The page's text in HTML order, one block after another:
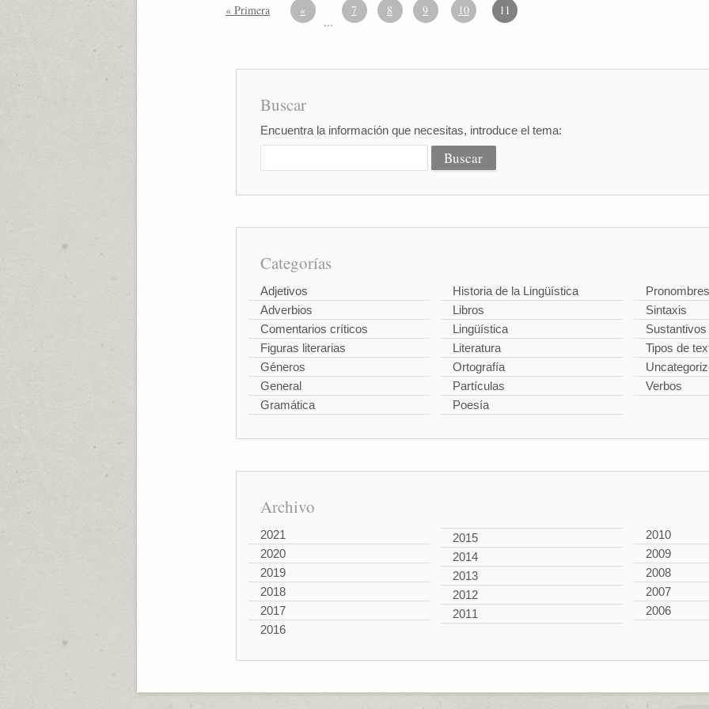
« Primera «
...
7 8 9 10 11
Buscar
Encuentra la información que necesitas, introduce el tema:
Categorías
Adjetivos
Adverbios
Comentarios críticos
Figuras literarias
Géneros
General
Gramática
Historia de la Lingüística
Libros
Lingüística
Literatura
Ortografía
Partículas
Poesía
Pronombres
Sintaxis
Sustantivos
Tipos de
Verbos
Archivo
2021
2020
2019
2018
2017
2016
2015
2014
2013
2012
2011
2010
2009
2008
2007
2006